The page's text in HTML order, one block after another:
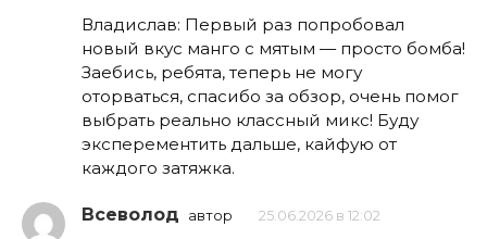
Владислав: Первый раз попробовал
новый вкус манго с мятым — просто бомба!
Заебись, ребята, теперь не могу
оторваться, спасибо за обзор, очень помог
выбрать реально классный микс! Буду
эксперементить дальше, кайфую от
каждого затяжка.
Всеволод автор 25.06.2026 в 12:02